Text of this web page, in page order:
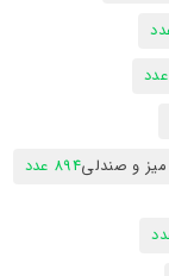
میز و صندلی894 عدد